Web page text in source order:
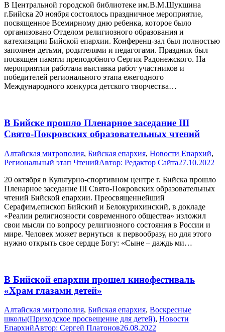
В Центральной городской библиотеке им.В.М.Шукшина
г.Бийска 20 ноября состоялось праздничное мероприятие,
посвященное Всемирному дню ребенка, которое было
организовано Отделом религиозного образования и
катехизации Бийской епархии. Конференц-зал был полностью
заполнен детьми, родителями и педагогами. Праздник был
посвящен памяти преподобного Сергия Радонежского. На
мероприятии работала выставка работ участников и
победителей регионального этапа ежегодного
Международного конкурса детского творчества…
В Бийске прошло Пленарное заседание III
Свято-Покровских образовательных чтений
Алтайская митрополия, Бийская епархия, Новости Епархий,
Региональный этап ЧтенийАвтор: Редактор Сайта27.10.2022
20 октября в Культурно-спортивном центре г. Бийска прошло
Пленарное заседание III Свято-Покровских образовательных
чтений Бийской епархии. Преосвященнейший
Серафим,епископ Бийский и Белокурихинский, в докладе
«Реалии религиозности современного общества» изложил
свои мысли по вопросу религиозного состояния в России и
мире. Человек может вернуться к первообразу, но для этого
нужно открыть свое сердце Богу: «Сыне – даждь ми…
В Бийской епархии прошел кинофестиваль
«Храм глазами детей»
Алтайская митрополия, Бийская епархия, Воскресные
школы(Приходское просвещение для детей), Новости
ЕпархийАвтор: Сергей Платонов26.08.2022